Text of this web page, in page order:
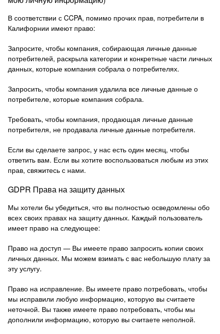
В соответствии с CCPA, помимо прочих прав, потребители в
Калифорнии имеют право:
Запросите, чтобы компания, собирающая личные данные
потребителей, раскрыла категории и конкретные части личных
данных, которые компания собрала о потребителях.
Запросить, чтобы компания удалила все личные данные о
потребителе, которые компания собрала.
Требовать, чтобы компания, продающая личные данные
потребителя, не продавала личные данные потребителя.
Если вы сделаете запрос, у нас есть один месяц, чтобы
ответить вам. Если вы хотите воспользоваться любым из этих
прав, свяжитесь с нами.
GDPR Права на защиту данных
Мы хотели бы убедиться, что вы полностью осведомлены обо
всех своих правах на защиту данных. Каждый пользователь
имеет право на следующее:
Право на доступ — Вы имеете право запросить копии своих
личных данных. Мы можем взимать с вас небольшую плату за
эту услугу.
Право на исправление. Вы имеете право потребовать, чтобы
мы исправили любую информацию, которую вы считаете
неточной. Вы также имеете право потребовать, чтобы мы
дополнили информацию, которую вы считаете неполной.